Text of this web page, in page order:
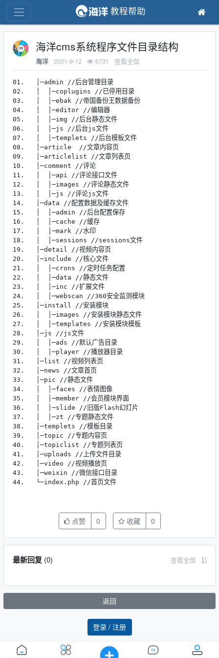
登录 / 注册
教程帮助
海洋cms系统程序文件目录结构
海洋 2021-9-12 6731 查看全部
01.   │─admin //后台管理目录
02.   │  │─coplugins //已停用目录
03.   │  │─ebak //帝国备份王数据备份
04.   │  │─editor //编辑器
05.   │  │─img //后台静态文件
06.   │  │─js //后台js文件
07.   │  │─templets //后台模板文件
08.   │─article  //文章内容页
09.   │─articlelist //文章列表页
10.   │─comment //评论
11.   │  │─api //评论接口文件
12.   │  │─images //评论静态文件
13.   │  │─js //评论js文件
14.   │─data //配置数据及缓存文件
15.   │  │─admin //后台配置保存
16.   │  │─cache //缓存
17.   │  │─mark //水印
18.   │  │─sessions //sessions文件
19.   │─detail //视频内容页
20.   │─include //核心文件
21.   │  │─crons //定时任务配置
22.   │  │─data //静态文件
23.   │  │─inc //扩展文件
24.   │  │─webscan //360安全监测模块
25.   │─install //安装模块
26.   │  │─images //安装模块静态文件
27.   │  │─templates //安装模块模板
28.   │─js //js文件
29.   │  │─ads //默认广告目录
30.   │  │─player //播放器目录
31.   │─list //视频列表页
32.   │─news //文章首页
33.   │─pic //静态文件
34.   │  │─faces //表情图像
35.   │  │─member //会员模块界面
36.   │  │─slide //旧版Flash幻灯片
37.   │  │─zt //专题静态文件
38.   │─templets //模板目录
39.   │─topic //专题内容页
40.   │─topiclist //专题列表页
41.   │─uploads //上传文件目录
42.   │─video //视频播放页
43.   │─weixin //微信接口目录
44.   └─index.php //首页文件
点赞 0 收藏 0
最新回复(0) 查看全部
返回